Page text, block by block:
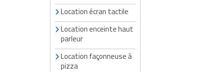
Location écran tactile
Location enceinte haut
parleur
Location façonneuse à
pizza